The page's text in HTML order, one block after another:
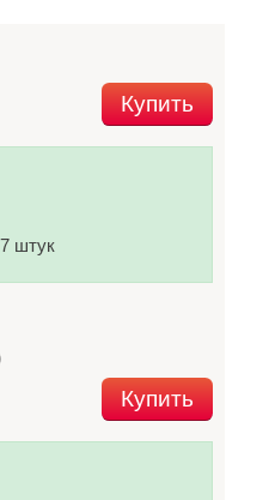
Купить
штук
Купить